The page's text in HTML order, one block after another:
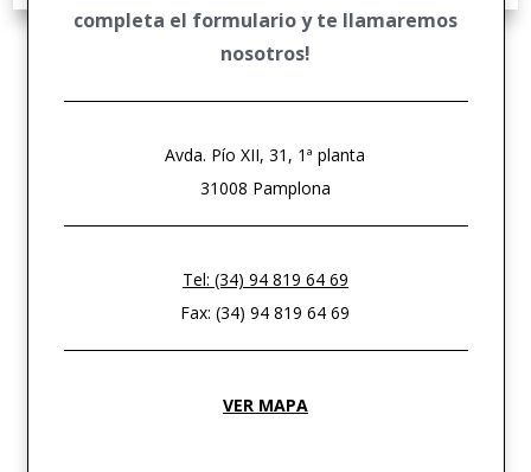
completa el formulario y te llamaremos
nosotros!
Avda. Pío XII, 31, 1ª planta
31008 Pamplona
Tel: (34) 94 819 64 69
Fax: (34) 94 819 64 69
VER MAPA